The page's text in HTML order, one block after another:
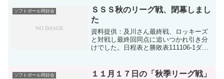
ソフトボール同好会
ＳＳＳ秋のリーグ戦、閉幕しまし
た
資料提供：及川さん最終戦、ロッキーズ
と対戦し最終回同点に追いつかれ引き分
けでした。日程表と勝敗表111106-1ダウ
ダウンロード
ソフトボール同好会
１１月１７日の「秋季リーグ戦」